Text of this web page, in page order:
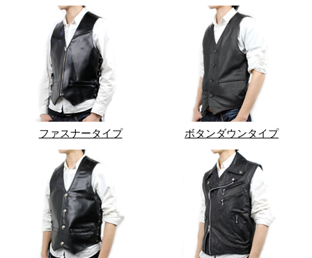
ファスナータイプ ボタンダウンタイプ